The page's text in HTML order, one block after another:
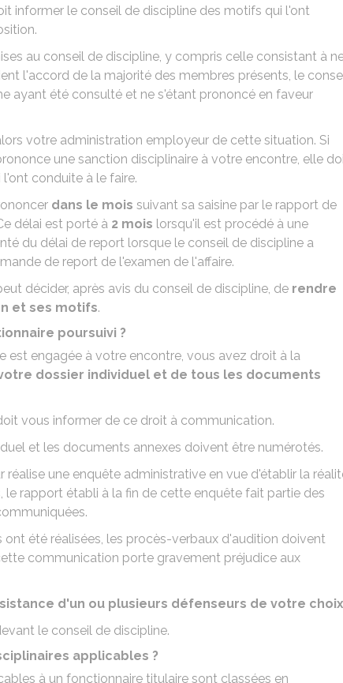
informer le conseil de discipline des motifs qui l'ont
au conseil de discipline, y compris celle consistant à
l'accord de la majorité des membres présents, le
ayant été consulté et ne s'étant prononcé en faveur
votre administration employeur de cette situation. Si
une sanction disciplinaire à votre encontre, elle
conduite à le faire.
dans le mois suivant sa saisine par le rapport de
délai est porté à 2 mois lorsqu'il est procédé à une
du délai de report lorsque le conseil de discipline a
de report de l'examen de l'affaire.
décider, après avis du conseil de discipline, de rendre
et ses motifs.
poursuivi ?
est engagée à votre encontre, vous avez droit à la
dossier individuel et de tous les documents
vous informer de ce droit à communication.
et les documents annexes doivent être numérotés.
une enquête administrative en vue d'établir la
le rapport établi à la fin de cette enquête fait partie des
ont été réalisées, les procès-verbaux d'audition doivent
communication porte gravement préjudice aux
d'un ou plusieurs défenseurs de votre choix
le conseil de discipline.
applicables ?
à un fonctionnaire titulaire sont classées en